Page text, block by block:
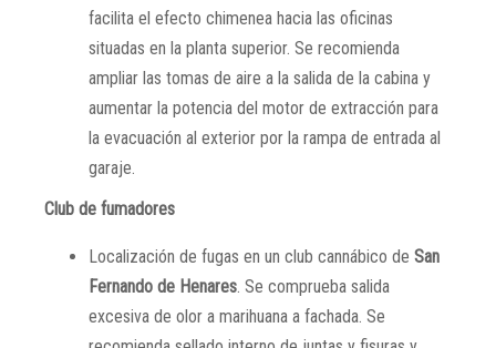
facilita el efecto chimenea hacia las oficinas
situadas en la planta superior. Se recomienda
ampliar las tomas de aire a la salida de la cabina y
aumentar la potencia del motor de extracción para
la evacuación al exterior por la rampa de entrada al
garaje.
Club de fumadores
Localización de fugas en un club cannábico de San
Fernando de Henares. Se comprueba salida
excesiva de olor a marihuana a fachada. Se